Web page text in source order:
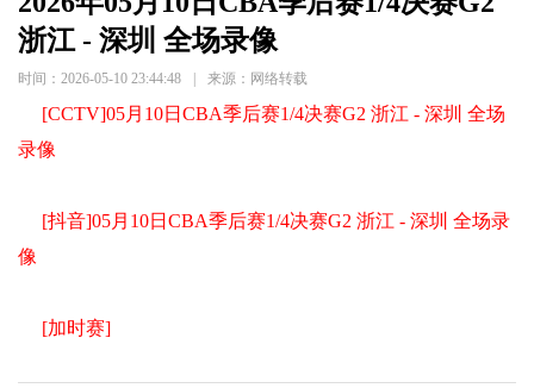
浙江 - 深圳 全场录像
时间：2026-05-10 23:44:48 来源：网络转载
[CCTV]05月10日CBA季后赛1/4决赛G2 浙江 - 深圳 全场
录像
[抖音]05月10日CBA季后赛1/4决赛G2 浙江 - 深圳 全场录
像
[加时赛]